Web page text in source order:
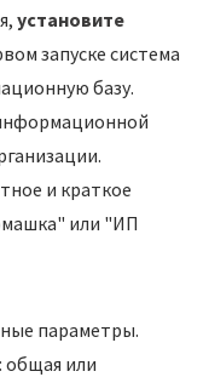
установите
запуске система
базу.
и краткое
или "ИП
параметры.
общая или